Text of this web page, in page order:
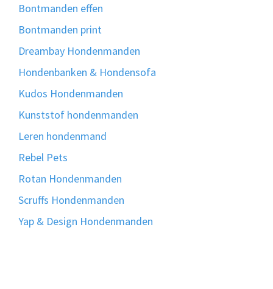
Bontmanden effen
Bontmanden print
Dreambay Hondenmanden
Hondenbanken & Hondensofa
Kudos Hondenmanden
Kunststof hondenmanden
Leren hondenmand
Rebel Pets
Rotan Hondenmanden
Scruffs Hondenmanden
Yap & Design Hondenmanden